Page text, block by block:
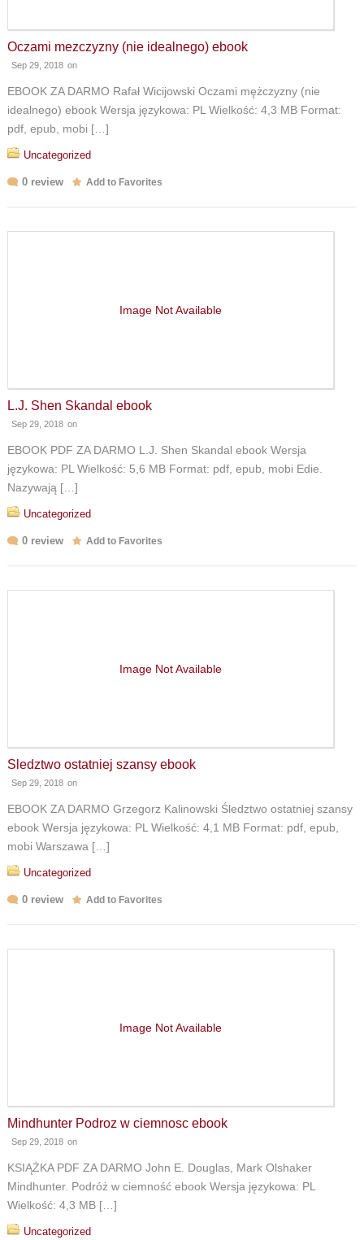
Oczami mezczyzny (nie idealnego) ebook
on
Sep 29, 2018
EBOOK ZA DARMO Rafał Wicijowski Oczami mężczyzny (nie
idealnego) ebook Wersja językowa: PL Wielkość: 4,3 MB Format:
pdf, epub, mobi […]
Uncategorized
0 review Add to Favorites
Image Not Available
L.J. Shen Skandal ebook
on
Sep 29, 2018
EBOOK PDF ZA DARMO L.J. Shen Skandal ebook Wersja
językowa: PL Wielkość: 5,6 MB Format: pdf, epub, mobi Edie.
Nazywają […]
Uncategorized
0 review Add to Favorites
Image Not Available
Sledztwo ostatniej szansy ebook
on
Sep 29, 2018
EBOOK ZA DARMO Grzegorz Kalinowski Śledztwo ostatniej szansy
ebook Wersja językowa: PL Wielkość: 4,1 MB Format: pdf, epub,
mobi Warszawa […]
Uncategorized
0 review Add to Favorites
Image Not Available
Mindhunter Podroz w ciemnosc ebook
on
Sep 29, 2018
KSIĄŻKA PDF ZA DARMO John E. Douglas, Mark Olshaker
Mindhunter. Podróż w ciemność ebook Wersja językowa: PL
Wielkość: 4,3 MB […]
Uncategorized